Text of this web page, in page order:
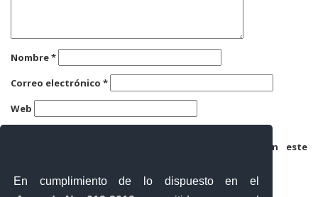
En cumplimiento de lo dispuesto en el
Nombre*
Correo electrónico *
Web
Guarda mi nombre, correo electrónico y web en este